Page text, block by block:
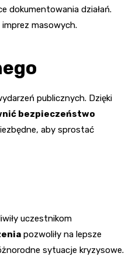
dokumentowania działań.
masowych.
publicznych. Dzięki
bezpieczeństwo
aby sprostać
uczestnikom
pozwoliły na lepsze
sytuacje kryzysowe.